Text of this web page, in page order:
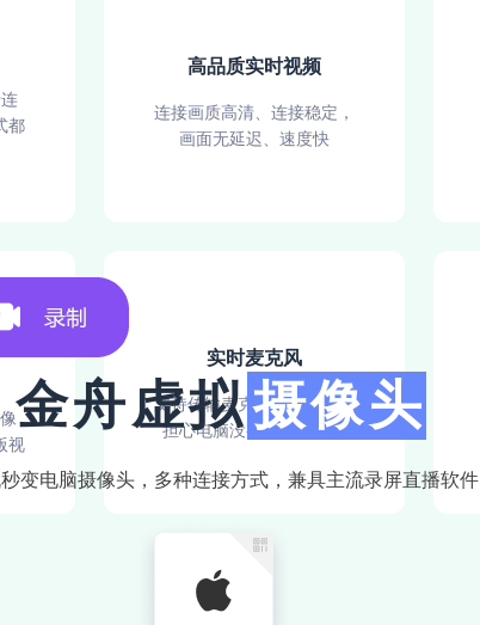
金舟虚拟摄像头
变电脑摄像头，多种连接方式，兼具主流录屏直播软件
都
高品质实时视频
连接画质高清、连接稳定，
画面无延迟、速度快
视
实时麦克风
支持传输麦克风信息，无需
担心电脑没有麦克风设备